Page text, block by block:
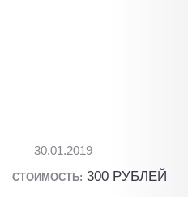
30.01.2019
СТОИМОСТЬ: 300 РУБЛЕЙ